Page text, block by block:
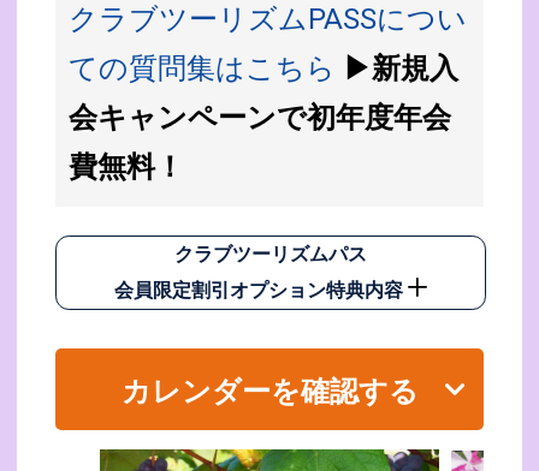
クラブツーリズムPASSについ
ての質問集はこちら ▶新規入
会キャンペーンで初年度年会
費無料！
クラブツーリズムパス
会員限定割引オプション特典内容
カレンダーを確認する